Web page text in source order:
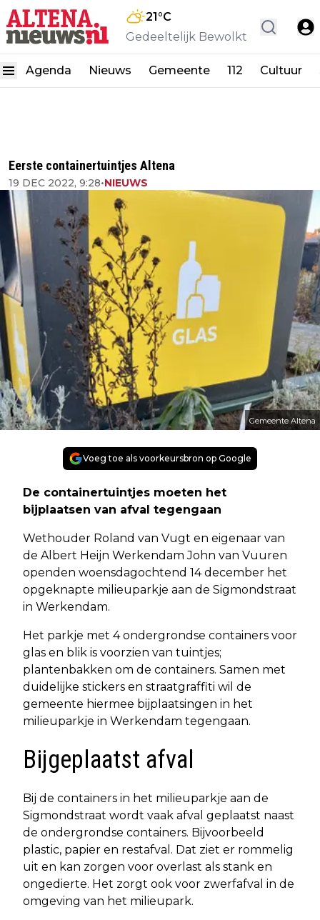
21°C
Gedeeltelijk Bewolkt
Agenda Nieuws Gemeente 112 Cultuur
Eerste containertuintjes Altena
19 DEC 2022, 9:28•NIEUWS
Gemeente Altena
Voeg toe als voorkeursbron op Google
De containertuintjes moeten het
bijplaatsen van afval tegengaan
Wethouder Roland van Vugt en eigenaar van
de Albert Heijn Werkendam John van Vuuren
openden woensdagochtend 14 december het
opgeknapte milieuparkje aan de Sigmondstraat
in Werkendam.
Het parkje met 4 ondergrondse containers voor
glas en blik is voorzien van tuintjes;
plantenbakken om de containers. Samen met
duidelijke stickers en straatgraffiti wil de
gemeente hiermee bijplaatsingen in het
milieuparkje in Werkendam tegengaan.
Bijgeplaatst afval
Bij de containers in het milieuparkje aan de
Sigmondstraat wordt vaak afval geplaatst naast
de ondergrondse containers. Bijvoorbeeld
plastic, papier en restafval. Dat ziet er rommelig
uit en kan zorgen voor overlast als stank en
ongedierte. Het zorgt ook voor zwerfafval in de
omgeving van het milieupark.